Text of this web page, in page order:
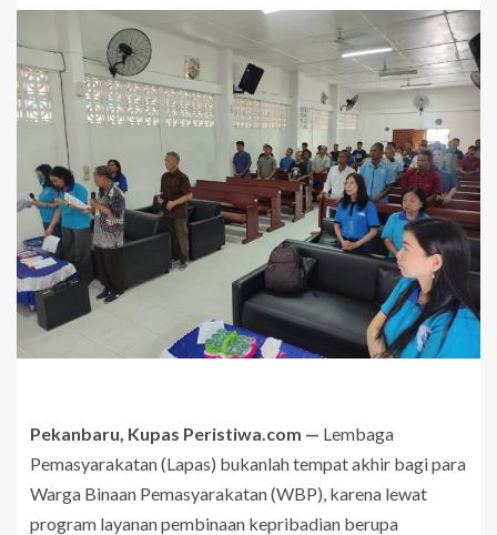
Pekanbaru, Kupas Peristiwa.com — Lembaga
Pemasyarakatan (Lapas) bukanlah tempat akhir bagi para
Warga Binaan Pemasyarakatan (WBP), karena lewat
program layanan pembinaan kepribadian berupa